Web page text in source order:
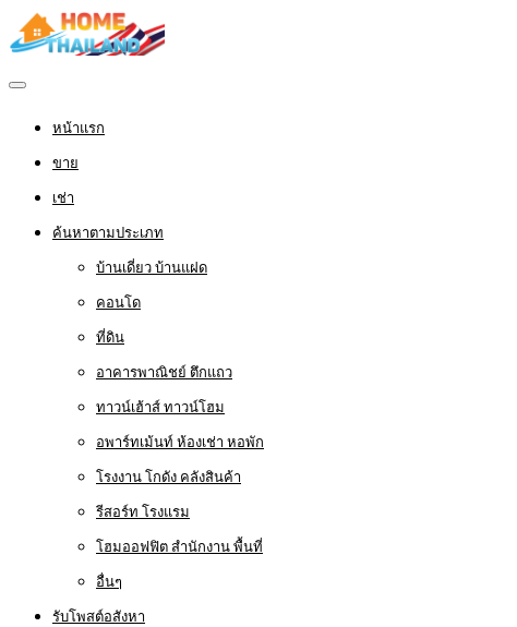
หน้าแรก
ขาย
เช่า
ค้นหาตามประเภท
บ้านเดี่ยว บ้านแฝด
คอนโด
ที่ดิน
อาคารพาณิชย์ ตึกแถว
ทาวน์เฮ้าส์ ทาวน์โฮม
อพาร์ทเม้นท์ ห้องเช่า หอพัก
โรงงาน โกดัง คลังสินค้า
รีสอร์ท โรงแรม
โฮมออฟฟิต สำนักงาน พื้นที่
อื่นๆ
รับโพสต์อสังหา